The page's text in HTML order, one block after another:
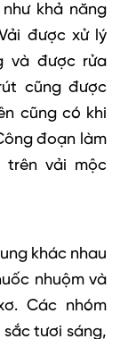
khả năng
được xử lý
và được rửa
cũng được
cũng có khi
đoạn làm
trên vải mộc
khác nhau
nhuộm và
Các nhóm
tươi sáng,